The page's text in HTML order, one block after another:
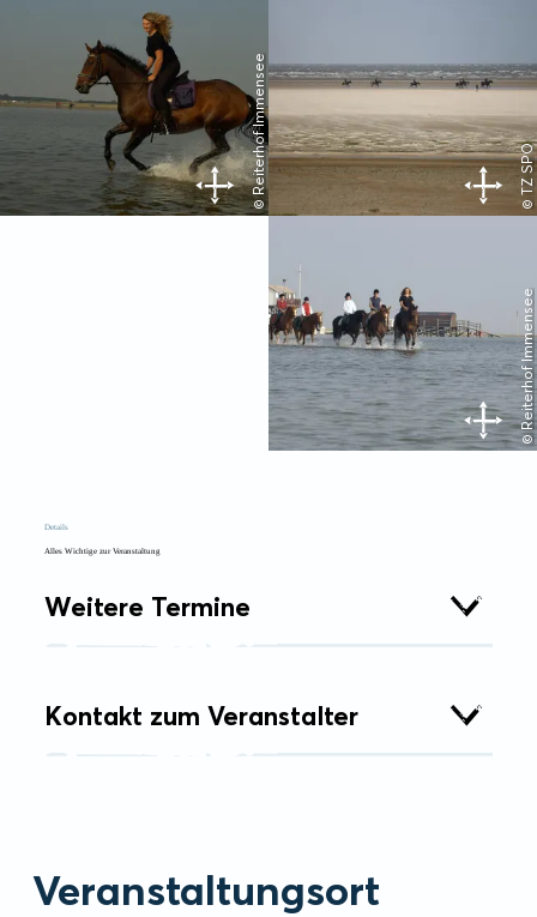
© Reiterhof Immensee © TZ SPO
© Reiterhof Immensee
Details
Alles Wichtige zur Veranstaltung
Weitere Termine
Kontakt zum Veranstalter
Veranstaltungsort